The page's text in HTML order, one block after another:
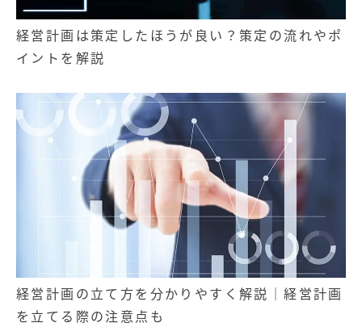
経営計画は策定したほうが良い？策定の流れやポ
イントを解説
経営計画の立て方を分かりやすく解説｜経営計画
を立てる際の注意点も